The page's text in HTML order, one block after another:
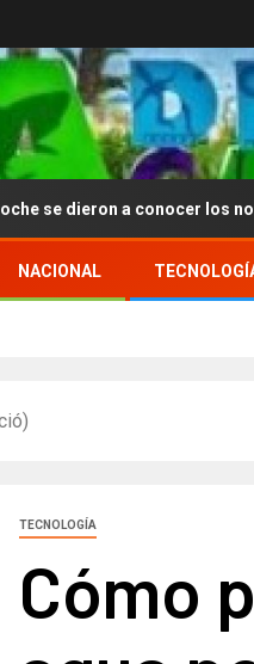
a conocer los nominados
NACIONAL
TECNOLOGÍA
Cómo